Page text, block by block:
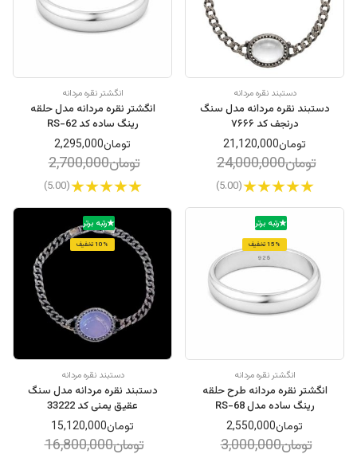
دستبند نقره مردانه
دستبند نقره مردانه مدل سنگ
درنجف کد ۷۶۶۶
تومان21,120,000
تومان24,000,000
(5.00)
انگشتر نقره مردانه
انگشتر نقره مردانه مدل حلقه
رینگ ساده کد RS-62
تومان2,295,000
تومان2,700,000
(5.00)
رتبه برتر
15% تخفیف
انگشتر نقره مردانه
انگشتر نقره مردانه طرح حلقه
رینگ ساده مدل RS-68
تومان2,550,000
تومان3,000,000
رتبه برتر
10% تخفیف
دستبند نقره مردانه
دستبند نقره مردانه مدل سنگ
عقیق یمنی کد 33222
تومان15,120,000
تومان16,800,000